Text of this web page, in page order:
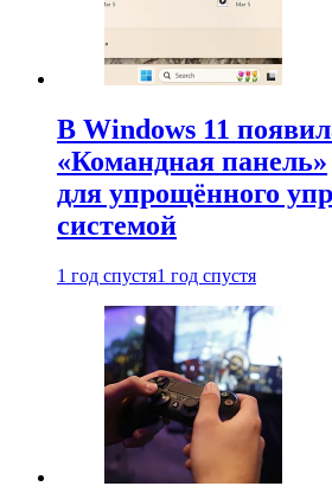
В Windows 11
«Командная панель»
для упрощённого
системой
1 год спустя1 год спустя